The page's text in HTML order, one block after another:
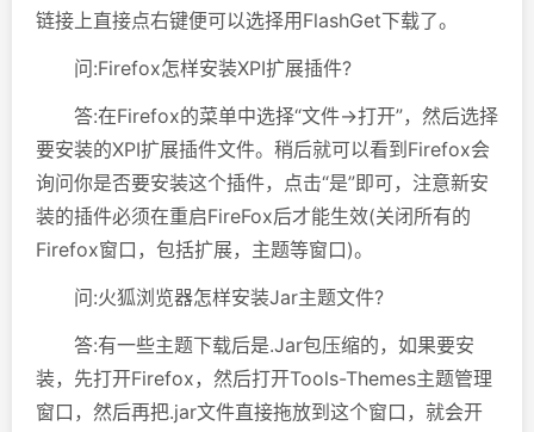
链接上直接点右键便可以选择用FlashGet下载了。
问:Firefox怎样安装XPI扩展插件?
答:在Firefox的菜单中选择“文件→打开”，然后选择
要安装的XPI扩展插件文件。稍后就可以看到Firefox会
询问你是否要安装这个插件，点击“是”即可，注意新安
装的插件必须在重启FireFox后才能生效(关闭所有的
Firefox窗口，包括扩展，主题等窗口)。
问:火狐浏览器怎样安装Jar主题文件?
答:有一些主题下载后是.Jar包压缩的，如果要安
装，先打开Firefox，然后打开Tools-Themes主题管理
窗口，然后再把.jar文件直接拖放到这个窗口，就会开